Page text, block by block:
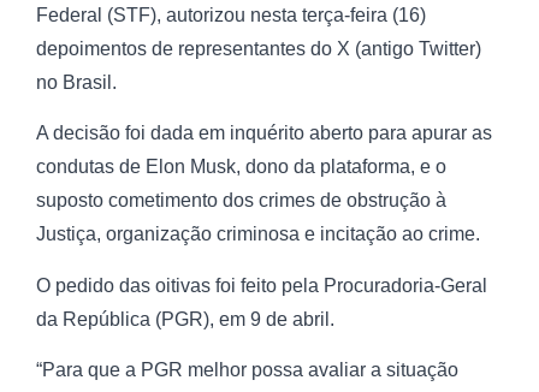
Federal (STF), autorizou nesta terça-feira (16)
depoimentos de representantes do X (antigo Twitter)
no Brasil.
A decisão foi dada em inquérito aberto para apurar as
condutas de Elon Musk, dono da plataforma, e o
suposto cometimento dos crimes de obstrução à
Justiça, organização criminosa e incitação ao crime.
O pedido das oitivas foi feito pela Procuradoria-Geral
da República (PGR), em 9 de abril.
“Para que a PGR melhor possa avaliar a situação